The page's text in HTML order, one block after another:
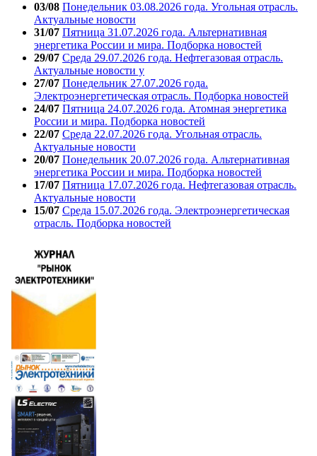
03/08 Понедельник 03.08.2026 года. Угольная отрасль.
Актуальные новости
31/07 Пятница 31.07.2026 года. Альтернативная
энергетика России и мира. Подборка новостей
29/07 Среда 29.07.2026 года. Нефтегазовая отрасль.
Актуальные новости у
27/07 Понедельник 27.07.2026 года.
Электроэнергетическая отрасль. Подборка новостей
24/07 Пятница 24.07.2026 года. Атомная энергетика
России и мира. Подборка новостей
22/07 Среда 22.07.2026 года. Угольная отрасль.
Актуальные новости
20/07 Понедельник 20.07.2026 года. Альтернативная
энергетика России и мира. Подборка новостей
17/07 Пятница 17.07.2026 года. Нефтегазовая отрасль.
Актуальные новости
15/07 Среда 15.07.2026 года. Электроэнергетическая
отрасль. Подборка новостей